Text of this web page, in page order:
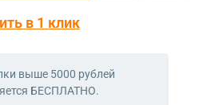
в 1 клик
выше 5000 рублей
БЕСПЛАТНО.